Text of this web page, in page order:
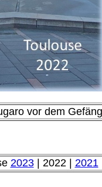
vor dem
2023| 2022 | 2021|